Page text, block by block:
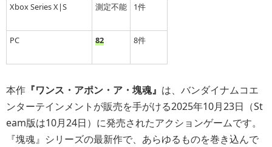
Xbox Series X|S 測定不能 1件
PC 82 8件
本作 『ワンス・アポン・ア・塊魂』 は、バンダイナムコエ
ンターテインメントが販売を手がける2025年10月23日（St
eam版は10月24日）に発売されたアクションゲームです。
『塊魂』シリーズの最新作で、あらゆるものを巻き込んで